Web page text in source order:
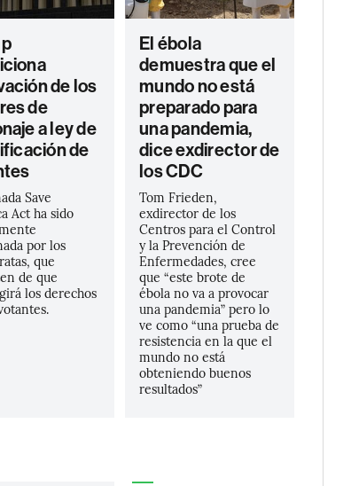
de los
de
a ley de
de
Save
Act ha sido
por los
que
de que
los derechos
El ébola
demuestra que el
mundo no está
preparado para
una pandemia,
dice exdirector de
los CDC
Tom Frieden,
exdirector de los
Centros para el Control
y la Prevención de
Enfermedades, cree
que “este brote de
ébola no va a provocar
una pandemia” pero lo
ve como “una prueba de
resistencia en la que el
mundo no está
obteniendo buenos
resultados”